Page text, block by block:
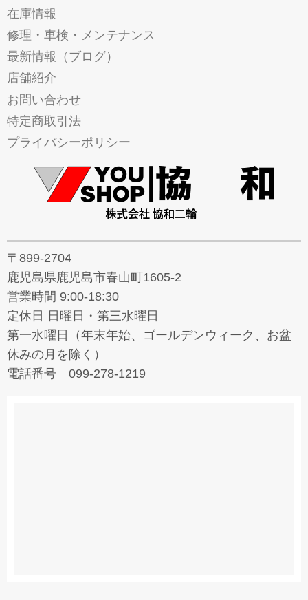
在庫情報
修理・車検・メンテナンス
最新情報（ブログ）
店舗紹介
お問い合わせ
特定商取引法
プライバシーポリシー
〒899-2704
鹿児島県鹿児島市春山町1605-2
営業時間 9:00-18:30
定休日 日曜日・第三水曜日
第一水曜日（年末年始、ゴールデンウィーク、お盆
休みの月を除く）
電話番号 099-278-1219